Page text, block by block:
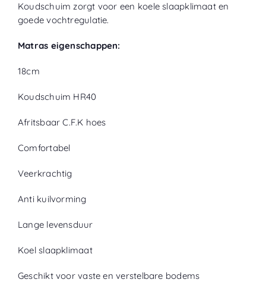
Koudschuim zorgt voor een koele slaapklimaat en
goede vochtregulatie.
Matras eigenschappen:
18cm
Koudschuim HR40
Afritsbaar C.F.K hoes
Comfortabel
Veerkrachtig
Anti kuilvorming
Lange levensduur
Koel slaapklimaat
Geschikt voor vaste en verstelbare bodems